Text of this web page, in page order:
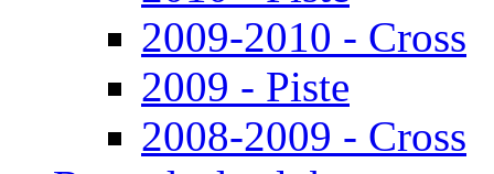
2009-2010 - Cross
2009 - Piste
2008-2009 - Cross